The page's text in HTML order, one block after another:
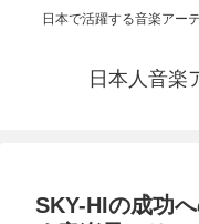
日本で活躍する音楽アー
日本人音楽
SKY-HIの成功